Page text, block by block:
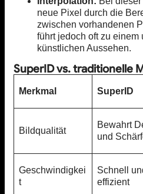
neue Pixel durch die
zwischen vorhandenen
führt jedoch oft zu einem
künstlichen Aussehen.
SuperID vs. traditionelle
Merkmal SuperID
Bildqualität
Bewahrt
und
Geschwindigkei
t
Schnell
effizient